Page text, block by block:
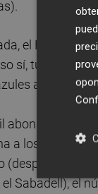
el Hércules
sí, tuvo lugar
abonados a
a los
(después de
Sabadell), el